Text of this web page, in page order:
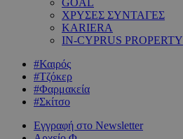
GOAL
ΧΡΥΣΕΣ ΣΥΝΤΑΓΕΣ
KARIERA
IN-CYPRUS PROPERTY
#Καιρός
#Τζόκερ
#Φαρμακεία
#Σκίτσο
Εγγραφή στο Newsletter